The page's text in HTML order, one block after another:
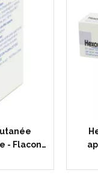
- Flacon…